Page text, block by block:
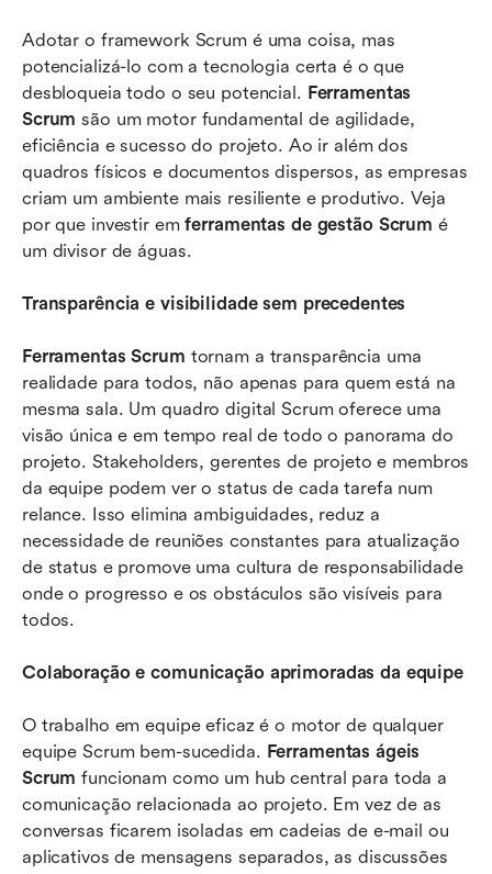
Adotar o framework Scrum é uma coisa, mas
potencializá-lo com a tecnologia certa é o que
desbloqueia todo o seu potencial. Ferramentas
Scrum são um motor fundamental de agilidade,
eficiência e sucesso do projeto. Ao ir além dos
quadros físicos e documentos dispersos, as empresas
criam um ambiente mais resiliente e produtivo. Veja
por que investir em ferramentas de gestão Scrum é
um divisor de águas.
Transparência e visibilidade sem precedentes
Ferramentas Scrum tornam a transparência uma
realidade para todos, não apenas para quem está na
mesma sala. Um quadro digital Scrum oferece uma
visão única e em tempo real de todo o panorama do
projeto. Stakeholders, gerentes de projeto e membros
da equipe podem ver o status de cada tarefa num
relance. Isso elimina ambiguidades, reduz a
necessidade de reuniões constantes para atualização
de status e promove uma cultura de responsabilidade
onde o progresso e os obstáculos são visíveis para
todos.
Colaboração e comunicação aprimoradas da equipe
O trabalho em equipe eficaz é o motor de qualquer
equipe Scrum bem-sucedida. Ferramentas ágeis
Scrum funcionam como um hub central para toda a
comunicação relacionada ao projeto. Em vez de as
conversas ficarem isoladas em cadeias de e-mail ou
aplicativos de mensagens separados, as discussões